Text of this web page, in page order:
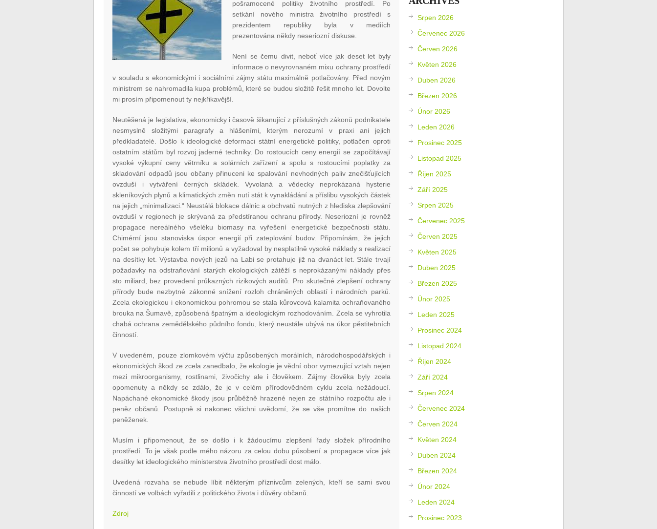
pošramocené politiky životního prostředí. Po
setkání nového ministra životního prostředí s
prezidentem republiky byla v mediích
prezentována někdy neseriozní diskuse.
Není se čemu divit, neboť více jak deset let byly
informace o nevyrovnaném mixu ochrany prostředí
v souladu s ekonomickými i sociálními zájmy státu maximálně potlačovány. Před novým
ministrem se nahromadila kupa problémů, které se budou složitě řešit mnoho let. Dovolte
mi prosím připomenout ty nejkřikavější.
Neutěšená je legislativa, ekonomicky i časově šikanující z příslušných zákonů podnikatele
nesmyslně složitými paragrafy a hlášeními, kterým nerozumí v praxi ani jejich
předkladatelé. Došlo k ideologické deformaci státní energetické politiky, potlačen oproti
ostatním státům byl rozvoj jaderné techniky. Do rostoucích ceny energií se započítávají
vysoké výkupní ceny větrníku a solárních zařízení a spolu s rostoucími poplatky za
skladování odpadů jsou občany přinuceni ke spalování nevhodných paliv znečišťujících
ovzduší i vytváření černých skládek. Vyvolaná a vědecky neprokázaná hysterie
skleníkových plynů a klimatických změn nutí stát k vynakládání a příslibu vysokých částek
na jejich „minimalizaci.“ Neustálá blokace dálnic a obchvatů nutných z hlediska zlepšování
ovzduší v regionech je skrývaná za předstíranou ochranu přírody. Neseriozní je rovněž
propagace nereálného všeléku biomasy na vyřešení energetické bezpečnosti státu.
Chimérní jsou stanoviska úspor energií při zateplování budov. Připomínám, že jejich
počet se pohybuje kolem tří milionů a vyžadoval by nesplatilně vysoké náklady s realizací
na desítky let. Výstavba nových jezů na Labi se protahuje již na dvanáct let. Stále trvají
požadavky na odstraňování starých ekologických zátěží s neprokázanými náklady přes
sto miliard, bez provedení průkazných rizikových auditů. Pro skutečné zlepšení ochrany
přírody bude nezbytné zákonné snížení rozloh chráněných oblastí i národních parků.
Zcela ekologickou i ekonomickou pohromou se stala kůrovcová kalamita ochraňovaného
brouka na Šumavě, způsobená špatným a ideologickým rozhodováním. Zcela se vyhrotila
chabá ochrana zemědělského půdního fondu, který neustále ubývá na úkor pěstitebních
činností.
V uvedeném, pouze zlomkovém výčtu způsobených morálních, národohospodářských i
ekonomických škod ze zcela zanedbalo, že ekologie je vědní obor vymezující vztah nejen
mezi mikroorganismy, rostlinami, živočichy ale i člověkem. Zájmy člověka byly zcela
opomenuty a někdy se zdálo, že je v celém přírodovědném cyklu zcela nežádoucí.
Napáchané ekonomické škody jsou průběžně hrazené nejen ze státního rozpočtu ale i
peněz občanů. Postupně si nakonec všichni uvědomí, že se vše promítne do našich
peněženek.
Musím i připomenout, že se došlo i k žádoucímu zlepšení řady složek přírodního
prostředí. To je však podle mého názoru za celou dobu působení a propagace více jak
desítky let ideologického ministerstva životního prostředí dost málo.
Uvedená rozvaha se nebude líbit některým příznivcům zelených, kteří se sami svou
činností ve volbách vyřadili z politického života i důvěry občanů.
Zdroj
Srpen 2026
Červenec 2026
Červen 2026
Květen 2026
Duben 2026
Březen 2026
Únor 2026
Leden 2026
Prosinec 2025
Listopad 2025
Říjen 2025
Září 2025
Srpen 2025
Červenec 2025
Červen 2025
Květen 2025
Duben 2025
Březen 2025
Únor 2025
Leden 2025
Prosinec 2024
Listopad 2024
Říjen 2024
Září 2024
Srpen 2024
Červenec 2024
Červen 2024
Květen 2024
Duben 2024
Březen 2024
Únor 2024
Leden 2024
Prosinec 2023